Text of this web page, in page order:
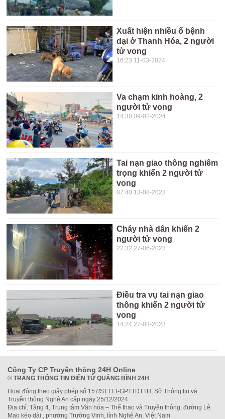
Xuất hiện nhiều ổ bệnh
dại ở Thanh Hóa, 2 người
tử vong
16:23 11-03-2024
Va chạm kinh hoàng, 2
người tử vong
14:30 09-02-2024
Tai nạn giao thông nghiêm
trọng khiến 2 người tử
vong
07:40 13-08-2023
Cháy nhà dân khiến 2
người tử vong
22:32 27-06-2023
Điều tra vụ tai nạn giao
thông khiến 2 người tử
vong
14:24 27-03-2023
Công Ty CP Truyền thông 24H Online
® TRANG THÔNG TIN ĐIỆN TỬ QUẢNG BÌNH 24H
Hoạt động theo giấy phép số 157/STTTT-GPTTĐTTH, Sở Thông tin và
Truyền thông Nghệ An cấp ngày 25/12/2024
Địa chỉ: Tầng 4, Trung tâm Văn hóa – Thể thao và Truyền thông, đường Lê
Mao kéo dài , phường Trường Vinh, tỉnh Nghệ An, Việt Nam